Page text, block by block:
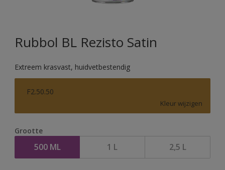
Rubbol BL Rezisto Satin
Extreem krasvast, huidvetbestendig
F2.50.50
Kleur wijzigen
Grootte
500 ML 1 L 2,5 L